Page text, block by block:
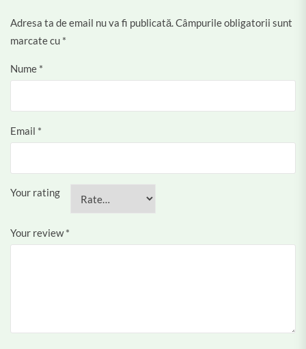
Adresa ta de email nu va fi publicată.Câmpurile obligatorii sunt
marcate cu *
Nume *
Email *
Your rating
Your review*